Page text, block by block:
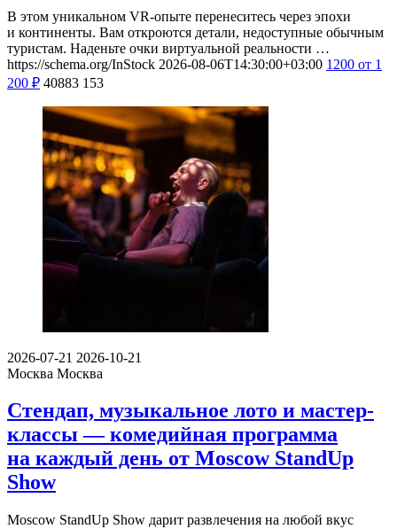
В этом уникальном VR-опыте перенеситесь через эпохи
и континенты. Вам откроются детали, недоступные обычным
туристам. Наденьте очки виртуальной реальности …
https://schema.org/InStock 2026-08-06T14:30:00+03:00 1200 от 1
200 ₽ 40883 153
2026-07-21 2026-10-21
Москва Москва
Стендап, музыкальное лото и мастер-
классы — комедийная программа
на каждый день от Moscow StandUp
Show
Moscow StandUp Show дарит развлечения на любой вкус